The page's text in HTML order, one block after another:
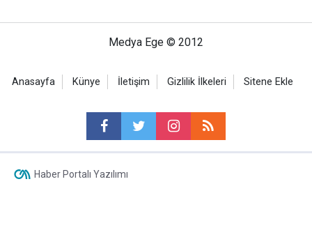
Medya Ege © 2012
Anasayfa Künye İletişim Gizlilik İlkeleri Sitene Ekle
Haber Portalı Yazılımı